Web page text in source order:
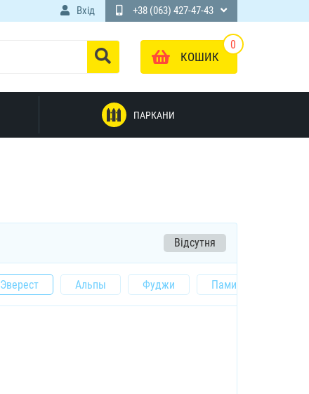
Вхід +38 (063) 427-47-43
0
КОШИК
ПАРКАНИ
Відсутня
Эверест Альпы Фуджи Памир